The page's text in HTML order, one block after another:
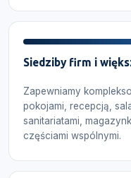
Siedziby firm i
Zapewniamy
pokojami, recepcją,
sanitariatami,
częściami wspólnymi.